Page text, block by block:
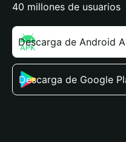
40 millones de usuarios
Descarga de Android
Descarga de Google